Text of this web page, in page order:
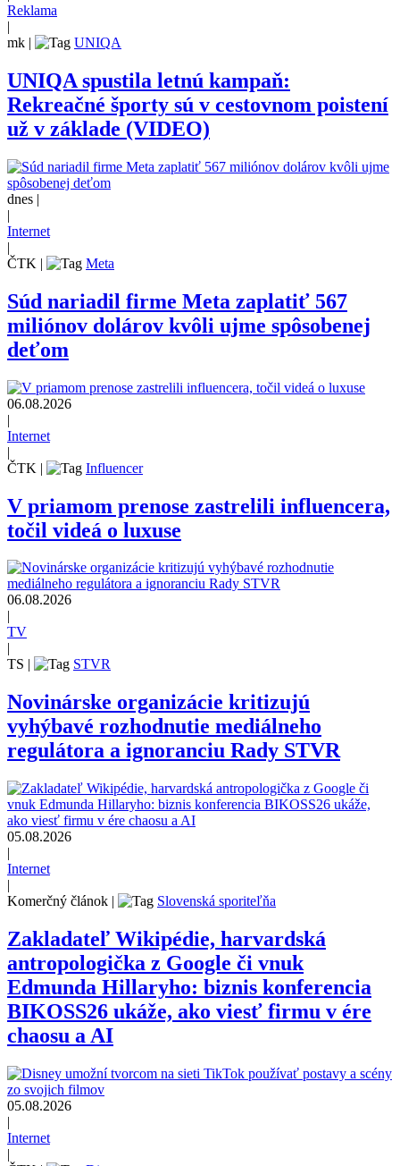
Reklama
|
mk | UNIQA
UNIQA spustila letnú kampaň:
Rekreačné športy sú v cestovnom poistení
už v základe (VIDEO)
dnes |
|
Internet
|
ČTK | Meta
Súd nariadil firme Meta zaplatiť 567
miliónov dolárov kvôli ujme spôsobenej
deťom
06.08.2026
|
Internet
|
ČTK | Influencer
V priamom prenose zastrelili influencera,
točil videá o luxuse
06.08.2026
TV
TS
STVR
Novinárske organizácie kritizujú
vyhýbavé rozhodnutie mediálneho
regulátora a ignoranciu Rady STVR
05.08.2026
|
Internet
|
Komerčný článok | Slovenská sporiteľňa
Zakladateľ Wikipédie, harvardská
antropologička z Google či vnuk
Edmunda Hillaryho: biznis konferencia
BIKOSS26 ukáže, ako viesť firmu v ére
chaosu a AI
05.08.2026
|
Internet
|